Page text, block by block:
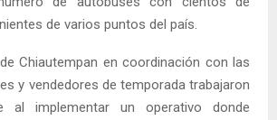
de varios puntos del país.
Chiautempan en coordinación con las
y vendedores de temporada trabajaron
al implementar un operativo donde